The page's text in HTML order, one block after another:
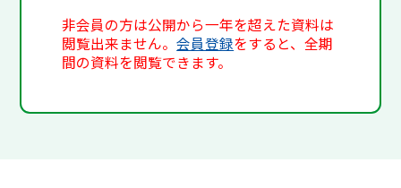
非会員の方は公開から一年を超えた資料は
閲覧出来ません。会員登録をすると、全期
間の資料を閲覧できます。